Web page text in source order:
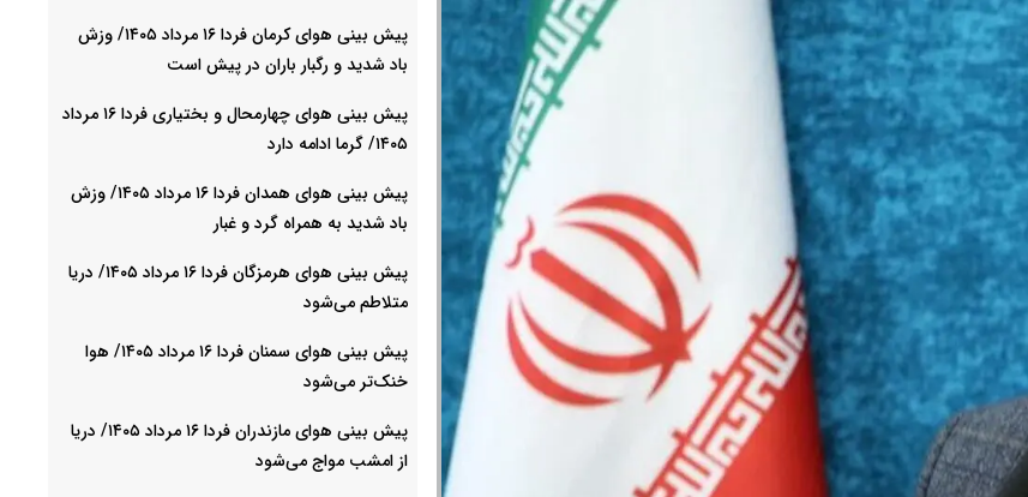
پیش بینی هوای کرمان فردا ۱۶ مرداد ۱۴۰۵/ وزش
باد شدید و رگبار باران در پیش است
پیش بینی هوای چهارمحال و بختیاری فردا ۱۶ مرداد
۱۴۰۵/ گرما ادامه دارد
پیش بینی هوای همدان فردا ۱۶ مرداد ۱۴۰۵/ وزش
باد شدید به همراه گرد و غبار
پیش بینی هوای هرمزگان فردا ۱۶ مرداد ۱۴۰۵/ دریا
متلاطم می‌شود
پیش بینی هوای سمنان فردا ۱۶ مرداد ۱۴۰۵/ هوا
خنک‌تر می‌شود
پیش بینی هوای مازندران فردا ۱۶ مرداد ۱۴۰۵/ دریا
از امشب مواج می‌شود